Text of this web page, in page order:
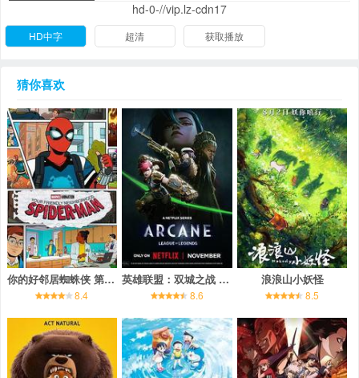
hd-0-//vip.lz-cdn17
HD中字 超清 获取播放
猜你喜欢
你的好邻居蜘蛛侠 第一季
8.4
英雄联盟：双城之战 第二季
8.6
浪浪山小妖怪
8.5